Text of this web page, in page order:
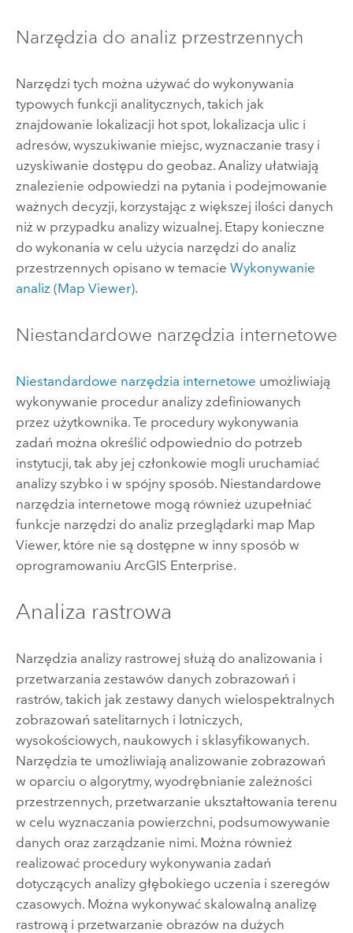
Narzędzia do analiz przestrzennych
Narzędzi tych można używać do wykonywania
typowych funkcji analitycznych, takich jak
znajdowanie lokalizacji hot spot, lokalizacja ulic i
adresów, wyszukiwanie miejsc, wyznaczanie trasy i
uzyskiwanie dostępu do geobaz. Analizy ułatwiają
znalezienie odpowiedzi na pytania i podejmowanie
ważnych decyzji, korzystając z większej ilości danych
niż w przypadku analizy wizualnej. Etapy konieczne
do wykonania w celu użycia narzędzi do analiz
przestrzennych opisano w temacie Wykonywanie
analiz (Map Viewer).
Niestandardowe narzędzia internetowe
Niestandardowe narzędzia internetowe umożliwiają
wykonywanie procedur analizy zdefiniowanych
przez użytkownika. Te procedury wykonywania
zadań można określić odpowiednio do potrzeb
instytucji, tak aby jej członkowie mogli uruchamiać
analizy szybko i w spójny sposób. Niestandardowe
narzędzia internetowe mogą również uzupełniać
funkcje narzędzi do analiz przeglądarki map Map
Viewer, które nie są dostępne w inny sposób w
oprogramowaniu ArcGIS Enterprise.
Analiza rastrowa
Narzędzia analizy rastrowej służą do analizowania i
przetwarzania zestawów danych zobrazowań i
rastrów, takich jak zestawy danych wielospektralnych
zobrazowań satelitarnych i lotniczych,
wysokościowych, naukowych i sklasyfikowanych.
Narzędzia te umożliwiają analizowanie zobrazowań
w oparciu o algorytmy, wyodrębnianie zależności
przestrzennych, przetwarzanie ukształtowania terenu
w celu wyznaczania powierzchni, podsumowywanie
danych oraz zarządzanie nimi. Można również
realizować procedury wykonywania zadań
dotyczących analizy głębokiego uczenia i szeregów
czasowych. Można wykonywać skalowalną analizę
rastrową i przetwarzanie obrazów na dużych